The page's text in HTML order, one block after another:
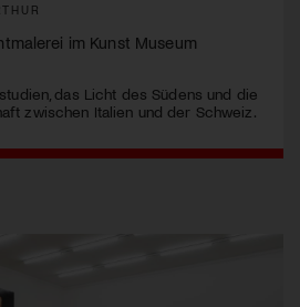
im Kunst Museum
das Licht des Südens und die
zwischen Italien und der Schweiz.